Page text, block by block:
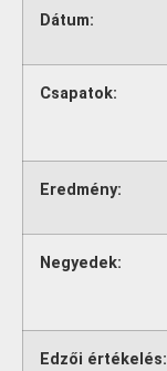
Dátum:
Csapatok:
Eredmény:
Negyedek:
Edzői értékelés: